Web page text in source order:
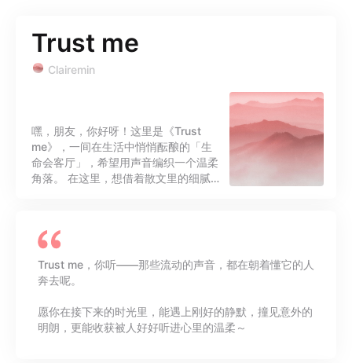
Trust me
Clairemin
嘿，朋友，你好呀！这里是《Trust
me》，一间在生活中悄悄酝酿的「生
命会客厅」，希望用声音编织一个温柔
角落。 在这里，想借着散文里的细腻笔
得，所有的表达都值得被认真接住。不
用急着给出答案，也不必刻意修饰什
么，如其所是地经由内心表达，传递美
好与善意。 Trust me，也请相信，每
一种声音，都在奔赴一场属于它的共
鸣。 感恩你点开此页面，想送出一份祝
福：愿你安康、愿你常乐！愿你接下来
Trust me，你听——那些流动的声音，都在朝着懂它的人
奔去呢。
愿你在接下来的时光里，能遇上刚好的静默，撞见意外的
明朗，更能收获被人好好听进心里的温柔～